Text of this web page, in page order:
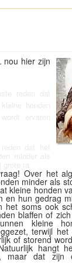
nou hier zijn
Over het
minder als
kleine honden
en hun gedrag
het soms ook
blaffen of
kleine
terwijl
of storend
hangt
maar dat zijn